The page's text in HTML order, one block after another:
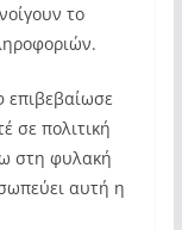
το
σε πολιτική
στη φυλακή
αυτή η